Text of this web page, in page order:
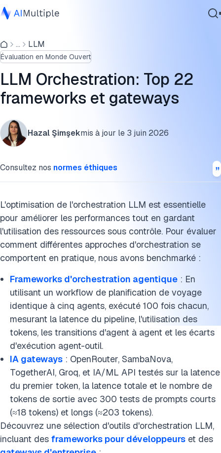
IA agentique
cybersécurité
Données
Logiciel d'entreprise
Services
... LLM
Évaluation en Monde Ouvert
LLM Orchestration: Top 22
frameworks et gateways
Hazal Şimşekmis à jour le 3 juin 2026
Consultez nos normes éthiques
L'optimisation de l'orchestration LLM est essentielle
pour améliorer les performances tout en gardant
l'utilisation des ressources sous contrôle. Pour évaluer
comment différentes approches d'orchestration se
comportent en pratique, nous avons benchmarké :
Frameworks d'orchestration agentique : En
utilisant un workflow de planification de voyage
identique à cinq agents, exécuté 100 fois chacun,
mesurant la latence du pipeline, l'utilisation des
tokens, les transitions d'agent à agent et les écarts
d'exécution agent-outil.
IA gateways : OpenRouter, SambaNova,
TogetherAI, Groq, et IA/ML API testés sur la latence
du premier token, la latence totale et le nombre de
tokens de sortie avec 300 tests de prompts courts
(≈18 tokens) et longs (≈203 tokens).
Découvrez une sélection d'outils d'orchestration LLM,
incluant des frameworks pour développeurs et des
Quelle est la meilleure plateforme pour l'orchestration
?
1. Plateformes basées sur des gateways
2. Frameworks pour développeurs
Comment choisir le bon framework d'orchestration LLM ?
Comment fonctionnent les outils d'orchestration LLM ?
Pourquoi l'orchestration LLM est-elle importante dans les
applications en temps réel ?
4 meilleures pratiques d'orchestration LLM
4 défis d'orchestration LLM et stratégies d'atténuation
L'orchestration est-elle un composant clé de LLM ?
Lectures complémentaires
Citer cette recherche